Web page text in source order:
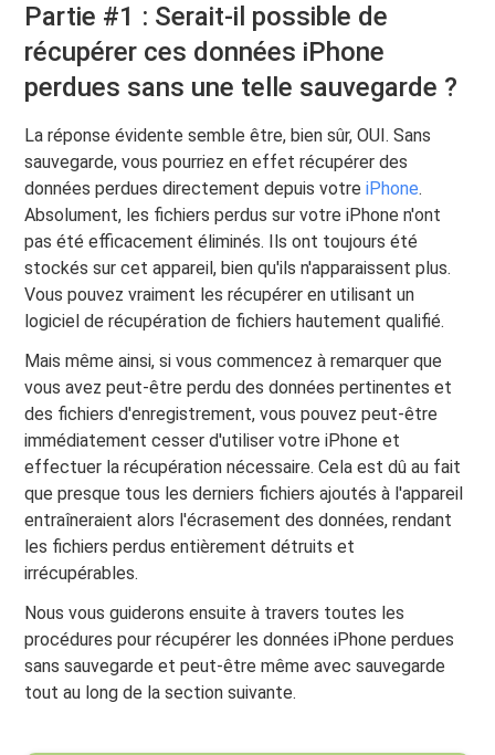
Partie #1 : Serait-il possible de
récupérer ces données iPhone
perdues sans une telle sauvegarde ?
La réponse évidente semble être, bien sûr, OUI. Sans
sauvegarde, vous pourriez en effet récupérer des
données perdues directement depuis votreiPhone.
Absolument, les fichiers perdus sur votre iPhone n'ont
pas été efficacement éliminés. Ils ont toujours été
stockés sur cet appareil, bien qu'ils n'apparaissent plus.
Vous pouvez vraiment les récupérer en utilisant un
logiciel de récupération de fichiers hautement qualifié.
Mais même ainsi, si vous commencez à remarquer que
vous avez peut-être perdu des données pertinentes et
des fichiers d'enregistrement, vous pouvez peut-être
immédiatement cesser d'utiliser votre iPhone et
effectuer la récupération nécessaire. Cela est dû au fait
que presque tous les derniers fichiers ajoutés à l'appareil
entraîneraient alors l'écrasement des données, rendant
les fichiers perdus entièrement détruits et
irrécupérables.
Nous vous guiderons ensuite à travers toutes les
procédures pour récupérer les données iPhone perdues
sans sauvegarde et peut-être même avec sauvegarde
tout au long de la section suivante.